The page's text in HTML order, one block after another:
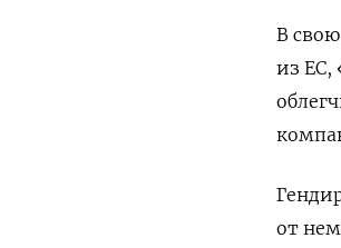
В
из ЕС,
от